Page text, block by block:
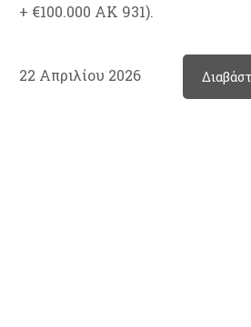
+ €100.000 ΑΚ 931).
22 Απριλίου 2026